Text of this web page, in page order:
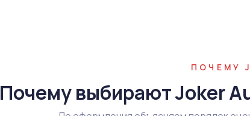
ПОЧЕМУ
Почему выбирают Joker